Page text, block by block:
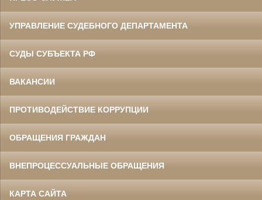
УПРАВЛЕНИЕ СУДЕБНОГО ДЕПАРТАМЕНТА
СУДЫ СУБЪЕКТА РФ
ВАКАНСИИ
ПРОТИВОДЕЙСТВИЕ КОРРУПЦИИ
ОБРАЩЕНИЯ ГРАЖДАН
ВНЕПРОЦЕССУАЛЬНЫЕ ОБРАЩЕНИЯ
КАРТА САЙТА